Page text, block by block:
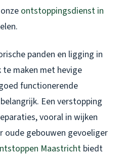
ontstoppingsdienst in
panden en ligging in
te maken met hevige
functionerende
Een verstopping
vooral in wijken
oude gebouwen gevoeliger
Maastrichtbiedt